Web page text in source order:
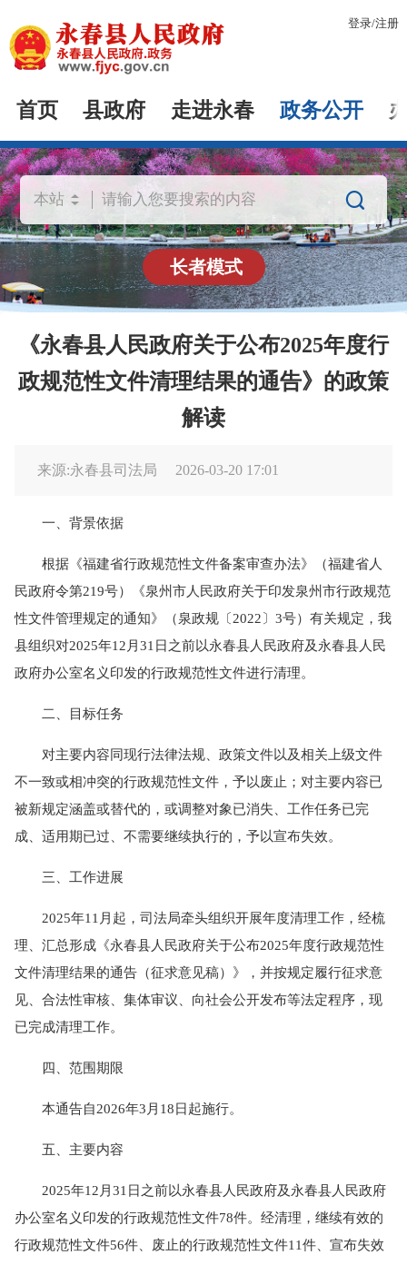
登录/注册
首页 县政府 走进永春 政务公开

长者模式
《永春县人民政府关于公布2025年度行
政规范性文件清理结果的通告》的政策
解读
来源:永春县司法局 2026-03-20 17:01
一、背景依据
根据《福建省行政规范性文件备案审查办法》（福建省人
民政府令第219号）《泉州市人民政府关于印发泉州市行政规范
性文件管理规定的通知》（泉政规〔2022〕3号）有关规定，我
县组织对2025年12月31日之前以永春县人民政府及永春县人民
政府办公室名义印发的行政规范性文件进行清理。
二、目标任务
对主要内容同现行法律法规、政策文件以及相关上级文件
不一致或相冲突的行政规范性文件，予以废止；对主要内容已
被新规定涵盖或替代的，或调整对象已消失、工作任务已完
成、适用期已过、不需要继续执行的，予以宣布失效。
三、工作进展
2025年11月起，司法局牵头组织开展年度清理工作，经梳
理、汇总形成《永春县人民政府关于公布2025年度行政规范性
文件清理结果的通告（征求意见稿）》，并按规定履行征求意
见、合法性审核、集体审议、向社会公开发布等法定程序，现
已完成清理工作。
四、范围期限
本通告自2026年3月18日起施行。
五、主要内容
2025年12月31日之前以永春县人民政府及永春县人民政府
办公室名义印发的行政规范性文件78件。经清理，继续有效的
行政规范性文件56件、废止的行政规范性文件11件、宣布失效